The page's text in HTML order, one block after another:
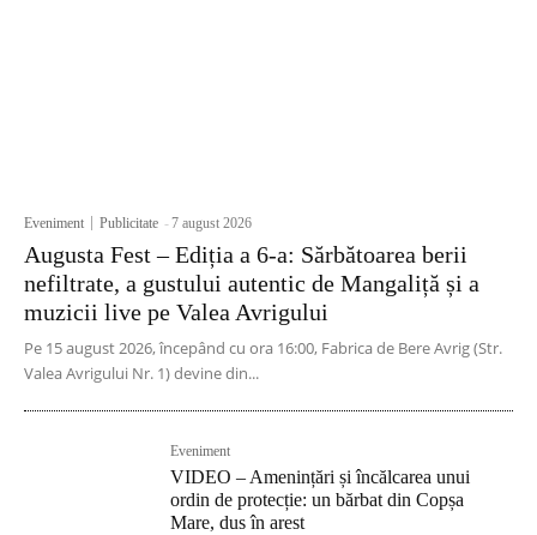
Eveniment Publicitate -7 august 2026
Augusta Fest – Ediția a 6-a: Sărbătoarea berii
nefiltrate, a gustului autentic de Mangaliță și a
muzicii live pe Valea Avrigului
Pe 15 august 2026, începând cu ora 16:00, Fabrica de Bere Avrig (Str.
Valea Avrigului Nr. 1) devine din...
Eveniment
VIDEO – Amenințări și încălcarea unui
ordin de protecție: un bărbat din Copșa
Mare, dus în arest